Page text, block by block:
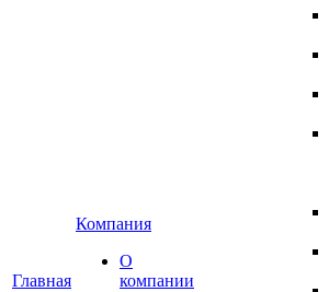
Главная
Компания
О
компании